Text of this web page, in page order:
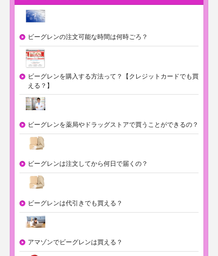
ビーグレンの注文可能な時間は何時ごろ？
ビーグレンを購入する方法って？【クレジットカードでも買
える？】
ビーグレンを薬局やドラッグストアで買うことができるの？
ビーグレンは注文してから何日で届くの？
ビーグレンは代引きでも買える？
アマゾンでビーグレンは買える？